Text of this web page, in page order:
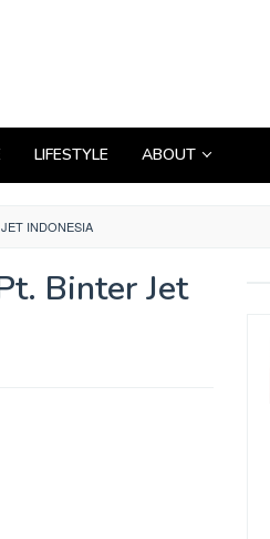
LIFESTYLE ABOUT
INDONESIA
Binter Jet